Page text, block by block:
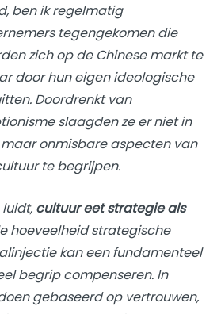
ben ik regelmatig
tegengekomen die
zich op de Chinese markt te
door hun eigen ideologische
Doordrenkt van
slaagden ze er niet in
onmisbare aspecten van
te begrijpen.
cultuur eet strategie als
hoeveelheid strategische
kan een fundamenteel
begrip compenseren. In
gebaseerd op vertrouwen,